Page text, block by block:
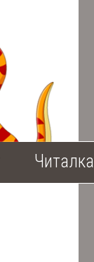
Читалка